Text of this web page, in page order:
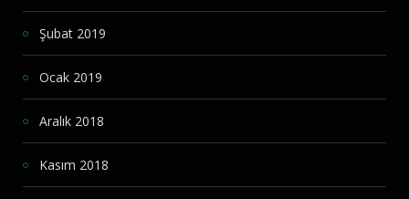
Şubat 2019
Ocak 2019
Aralık 2018
Kasım 2018